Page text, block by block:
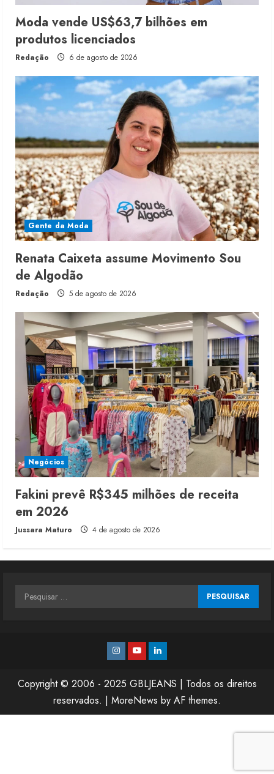
Moda vende US$63,7 bilhões em
produtos licenciados
Redação 6 de agosto de 2026
Gente da Moda
Renata Caixeta assume Movimento Sou
de Algodão
Redação 5 de agosto de 2026
Negócios
Fakini prevê R$345 milhões de receita
em 2026
Jussara Maturo 4 de agosto de 2026
Pesquisar
Instagram
YoutubeLinkedin
Copyright © 2006 - 2025 GBLJEANS | Todos os direitos
reservados. | MoreNews by AF themes.